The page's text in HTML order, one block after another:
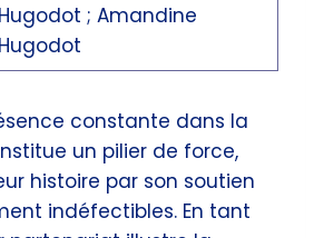
Hugodot ; Amandine
Hugodot
constante dans la
un pilier de force,
histoire par son soutien
indéfectibles. En tant